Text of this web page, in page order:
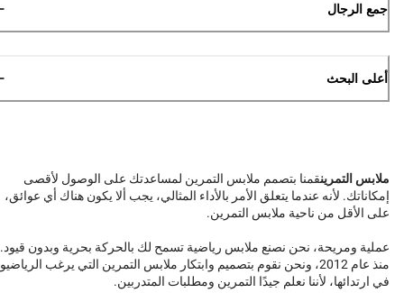
جمع الرجال
أعلى البحث
ملابس التمرينقمنا بتصمم ملابس التمرين لمساعدتك على الوصول لأقصى
إمكاناتك. لأنه عندما يتعلق الأمر بالأداء المثالي، يجب ألا يكون هناك أي عوائق،
على الأقل من ناحية ملابس التمرين.
عملية ومريحة، نحن نصنع ملابس رياضية تسمح لك بالحركة بحرية وبدون قيود.
منذ عام 2012، ونحن نقوم بتصميم وابتكار ملابس التمرين التي يرغب
في ارتدائها، لأننا نعلم جيدًا التمرين ومطلبات المتدربين.